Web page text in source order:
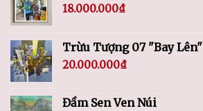
18.000.000₫
Trừu Tượng 07 "Bay Lên"
20.000.000₫
Đầm Sen Ven Núi